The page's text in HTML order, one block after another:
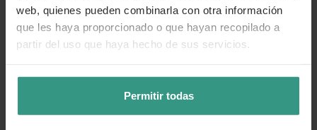
web, quienes pueden combinarla con otra información
que les haya proporcionado o que hayan recopilado a
partir del uso que haya hecho de sus servicios.
Permitir todas